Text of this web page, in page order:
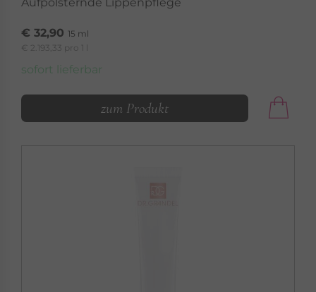
Aufpolsternde Lippenpflege
€ 32,90 15 ml
€ 2.193,33 pro 1 l
sofort lieferbar
zum Produkt